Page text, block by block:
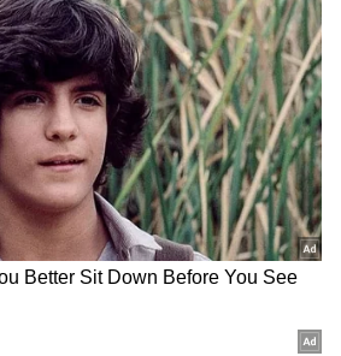
ಸಿಕ್ಕಾಪಟ್ಟೆ ಚೂಜಿಯಾಗಿರುವ
ರಿಜೆಕ್ಟ್ ಮಾಡಿದ್ದಾರೆ.
ಸಿನಿಮಾಗಳು ಸೂಪರ್
ಎಂದು ಬಿಟ್ಟ ಸಿನಿಮಾಗಳಲ್ಲಿ
ಕಪೂರ್ ಮತ್ತು ಕತ್ರಿನಾ ಕೈಫ್
ಉತ್ತಮ ಪ್ರತಿಕ್ರಿಯೆ